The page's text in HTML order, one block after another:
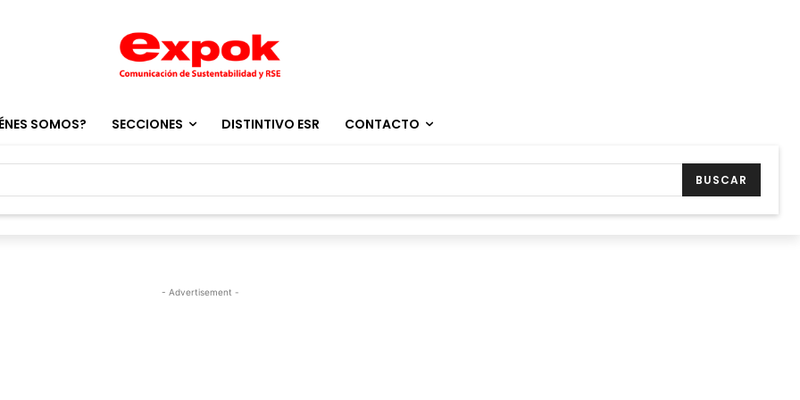
SOMOS? SECCIONES DISTINTIVO ESR CONTACTO
BUSCAR
- Advertisement -